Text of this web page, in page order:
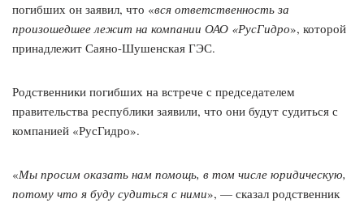
погибших он заявил, что «вся ответственность за
произошедшее лежит на компании ОАО «РусГидро», которой
принадлежит Саяно-Шушенская ГЭС.
Родственники погибших на встрече с председателем
правительства республики заявили, что они будут судиться с
компанией «РусГидро».
«Мы просим оказать нам помощь, в том числе юридическую,
потому что я буду судиться с ними», — сказал родственник